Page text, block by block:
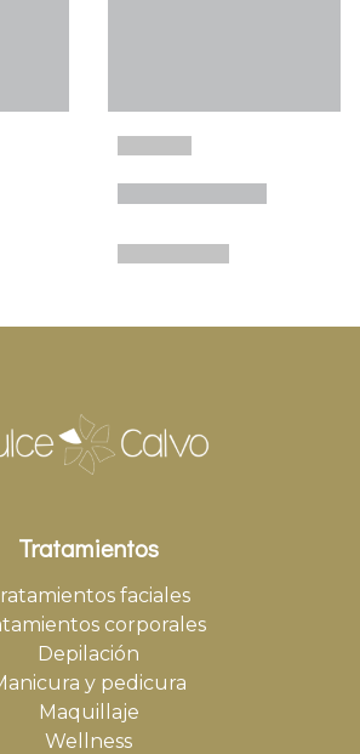
Tratamientos
faciales
corporales
Depilación
y pedicura
Maquillaje
Wellness